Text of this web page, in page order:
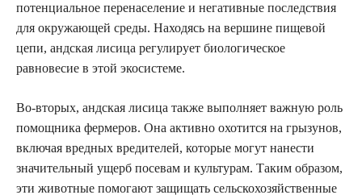
потенциальное перенаселение и негативные последствия
для окружающей среды. Находясь на вершине пищевой
цепи, андская лисица регулирует биологическое
равновесие в этой экосистеме.
Во-вторых, андская лисица также выполняет важную роль
помощника фермеров. Она активно охотится на грызунов,
включая вредных вредителей, которые могут нанести
значительный ущерб посевам и культурам. Таким образом,
эти животные помогают защищать сельскохозяйственные